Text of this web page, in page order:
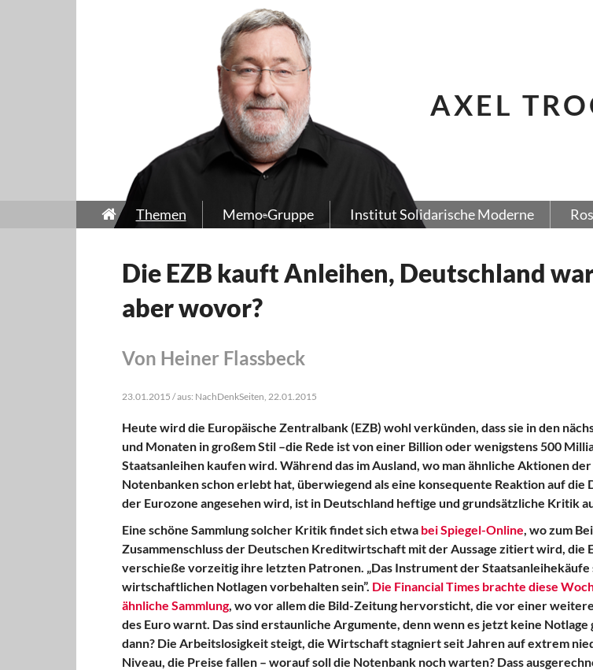
AXEL
Themen Memo-Gruppe Institut Solidarische Moderne
Die EZB kauft Anleihen, Deutschland
aber wovor?
Von Heiner Flassbeck
23.01.2015 / aus: NachDenkSeiten, 22.01.2015
Heute wird die Europäische Zentralbank (EZB) wohl verkünden, dass sie in den
und Monaten in großem Stil –die Rede ist von einer Billion oder wenigstens 500
Staatsanleihen kaufen wird. Während das im Ausland, wo man ähnliche Aktionen
Notenbanken schon erlebt hat, überwiegend als eine konsequente Reaktion auf die
der Eurozone angesehen wird, ist in Deutschland heftige und grundsätzliche Kritik
Eine schöne Sammlung solcher Kritik findet sich etwa bei Spiegel-Online, wo zum
Zusammenschluss der Deutschen Kreditwirtschaft mit der Aussage zitiert wird, die
verschieße vorzeitig ihre letzten Patronen. „Das Instrument der Staatsanleihekäufe
wirtschaftlichen Notlagen vorbehalten sein”. Die Financial Times brachte diese
ähnliche Sammlung, wo vor allem die Bild-Zeitung hervorsticht, die vor einer
des Euro warnt. Das sind erstaunliche Argumente, denn wenn es jetzt keine Notlage
dann? Die Arbeitslosigkeit steigt, die Wirtschaft stagniert seit Jahren auf extrem
Niveau, die Preise fallen – worauf soll die Notenbank noch warten? Dass